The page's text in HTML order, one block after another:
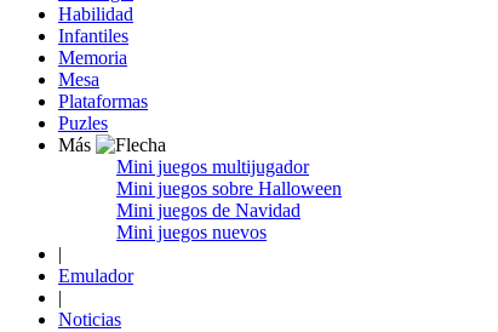
Habilidad
Infantiles
Memoria
Mesa
Plataformas
Puzles
Más
Mini juegos multijugador
Mini juegos sobre Halloween
Mini juegos de Navidad
Mini juegos nuevos
|
Emulador
|
Noticias